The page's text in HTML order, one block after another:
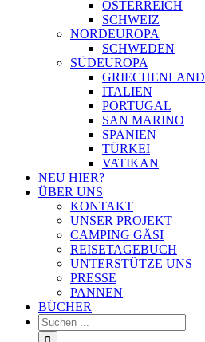
ÖSTERREICH
SCHWEIZ
NORDEUROPA
SCHWEDEN
SÜDEUROPA
GRIECHENLAND
ITALIEN
PORTUGAL
SAN MARINO
SPANIEN
TÜRKEI
VATIKAN
NEU HIER?
ÜBER UNS
KONTAKT
UNSER PROJEKT
CAMPING GÄSI
REISETAGEBUCH
UNTERSTÜTZE UNS
PRESSE
PANNEN
BÜCHER
Suche
nach: